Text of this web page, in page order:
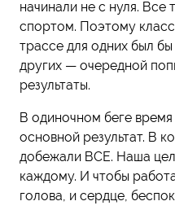
начинали не с нуля. Все
спортом. Поэтому
трассе для одних был
других — очередной
результаты.
В одиночном беге
основной результат. В
добежали ВСЕ. Наша
каждому. И чтобы
голова, и сердце,